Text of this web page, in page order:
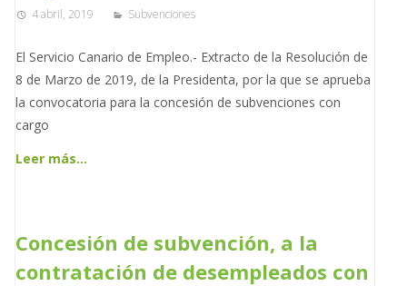
4 abril, 2019 Subvenciones
El Servicio Canario de Empleo.- Extracto de la Resolución de
8 de Marzo de 2019, de la Presidenta, por la que se aprueba
la convocatoria para la concesión de subvenciones con
cargo
Leer más…
Concesión de subvención, a la
contratación de desempleados con